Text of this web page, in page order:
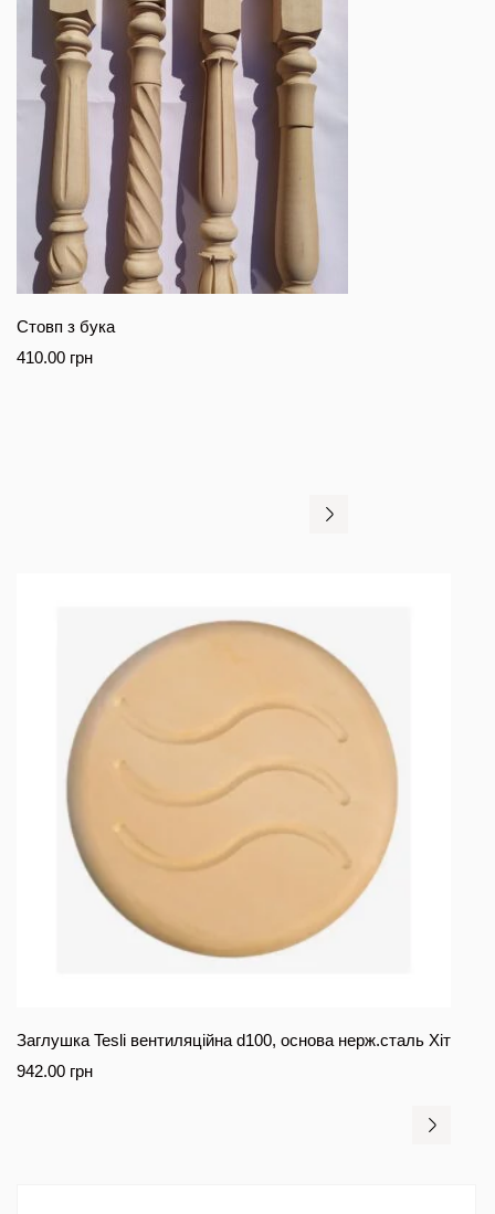
Стовп з бука
410.00 грн
Заглушка Tesli вентиляційна d100, основа нерж.сталь Хіт
942.00 грн